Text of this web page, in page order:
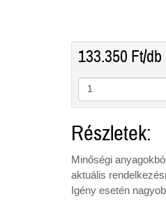
133.350 Ft/db
Részletek:
Minőségi
aktuális
Igény esetén